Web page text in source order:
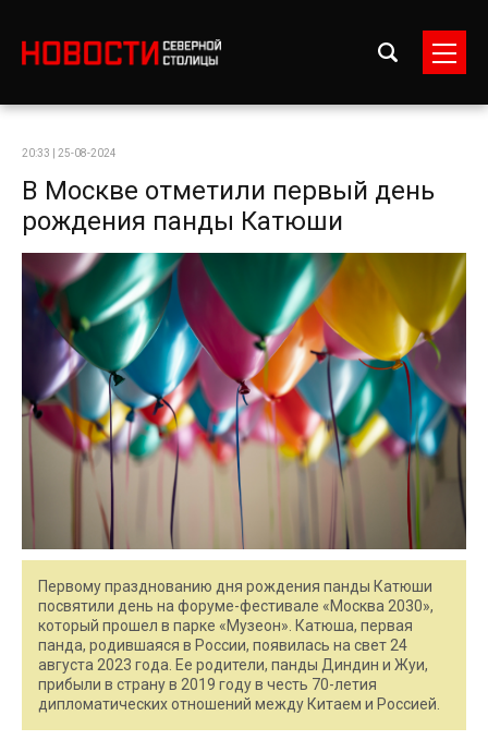
20:33 | 25-08-2024
В Москве отметили первый день
рождения панды Катюши
Первому празднованию дня рождения панды Катюши
посвятили день на форуме-фестивале «Москва 2030»,
который прошел в парке «Музеон». Катюша, первая
панда, родившаяся в России, появилась на свет 24
августа 2023 года. Ее родители, панды Диндин и Жуи,
прибыли в страну в 2019 году в честь 70-летия
дипломатических отношений между Китаем и Россией.